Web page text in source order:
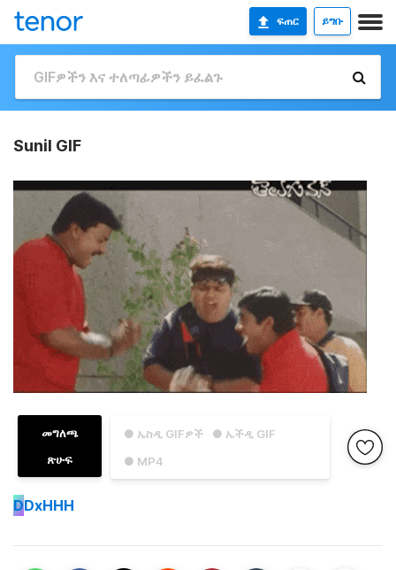
ፍጠር ይግቡ
Sunil GIF
● ኤስዲ GIFዎች
● ኤችዲ GIF
● MP4
መግለጫ
ጽሁፍ
DDxHHH